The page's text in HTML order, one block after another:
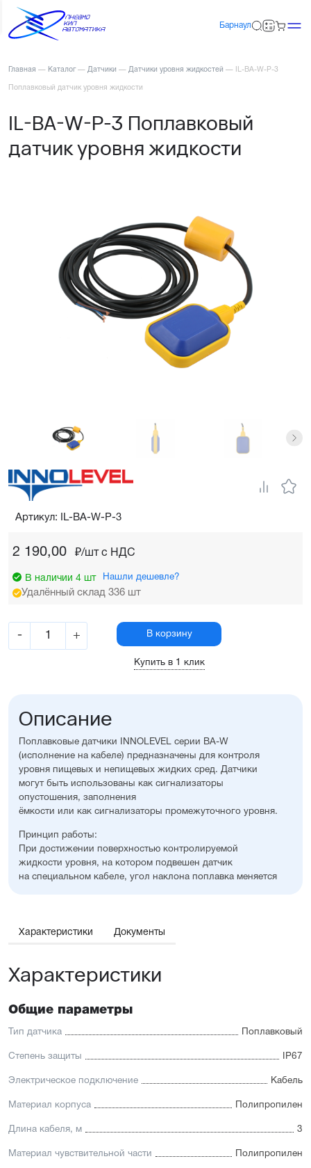
Барнаул
Главная — Каталог — Датчики — Датчики уровня жидкостей — IL-BA-W-P-3
Поплавковый датчик уровня жидкости
IL-BA-W-P-3 Поплавковый
датчик уровня жидкости
2 190,00 ₽/шт c НДС
В наличии 4 шт Нашли дешевле?
Удалённый склад 336 шт
- + В корзину
Купить в 1 клик
Артикул: IL-BA-W-P-3
Описание
Поплавковые датчики INNOLEVEL серии BA-W
(исполнение на кабеле) предназначены для контроля
уровня пищевых и непищевых жидких сред. Датчики
могут быть использованы как сигнализаторы
опустошения, заполнения
ёмкости или как сигнализаторы промежуточного уровня.
Принцип работы:
При достижении поверхностью контролируемой
жидкости уровня, на котором подвешен датчик
на специальном кабеле, угол наклона поплавка меняется
Характеристики
Документы
Характеристики
Общие параметры
Тип датчика Поплавковый
Степень защиты IP67
Электрическое подключение Кабель
Материал корпуса Полипропилен
Длина кабеля, м 3
Материал чувствительной части Полипропилен